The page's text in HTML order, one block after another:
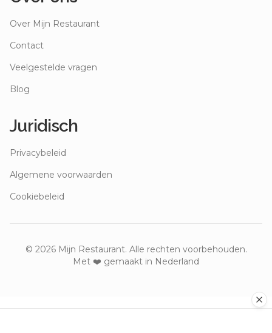
Over Mijn Restaurant
Contact
Veelgestelde vragen
Blog
Juridisch
Privacybeleid
Algemene voorwaarden
Cookiebeleid
© 2026Mijn Restaurant. Alle rechten voorbehouden.
Met ❤️ gemaakt in Nederland